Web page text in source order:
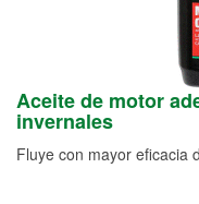
Aceite de motor
invernales
Fluye con mayor eficacia